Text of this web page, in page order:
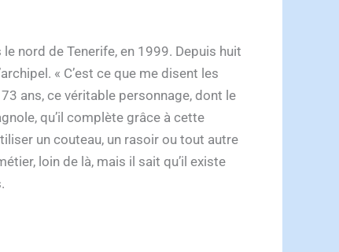
nord de Tenerife, en 1999. Depuis huit
« C’est ce que me disent les
ans, ce véritable personnage, dont le
qu’il complète grâce à cette
un couteau, un rasoir ou tout autre
loin de là, mais il sait qu’il existe